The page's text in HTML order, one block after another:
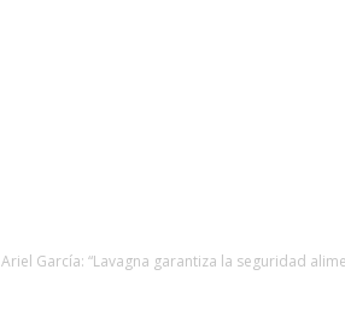
Ariel García: “Lavagna garantiza la seguridad